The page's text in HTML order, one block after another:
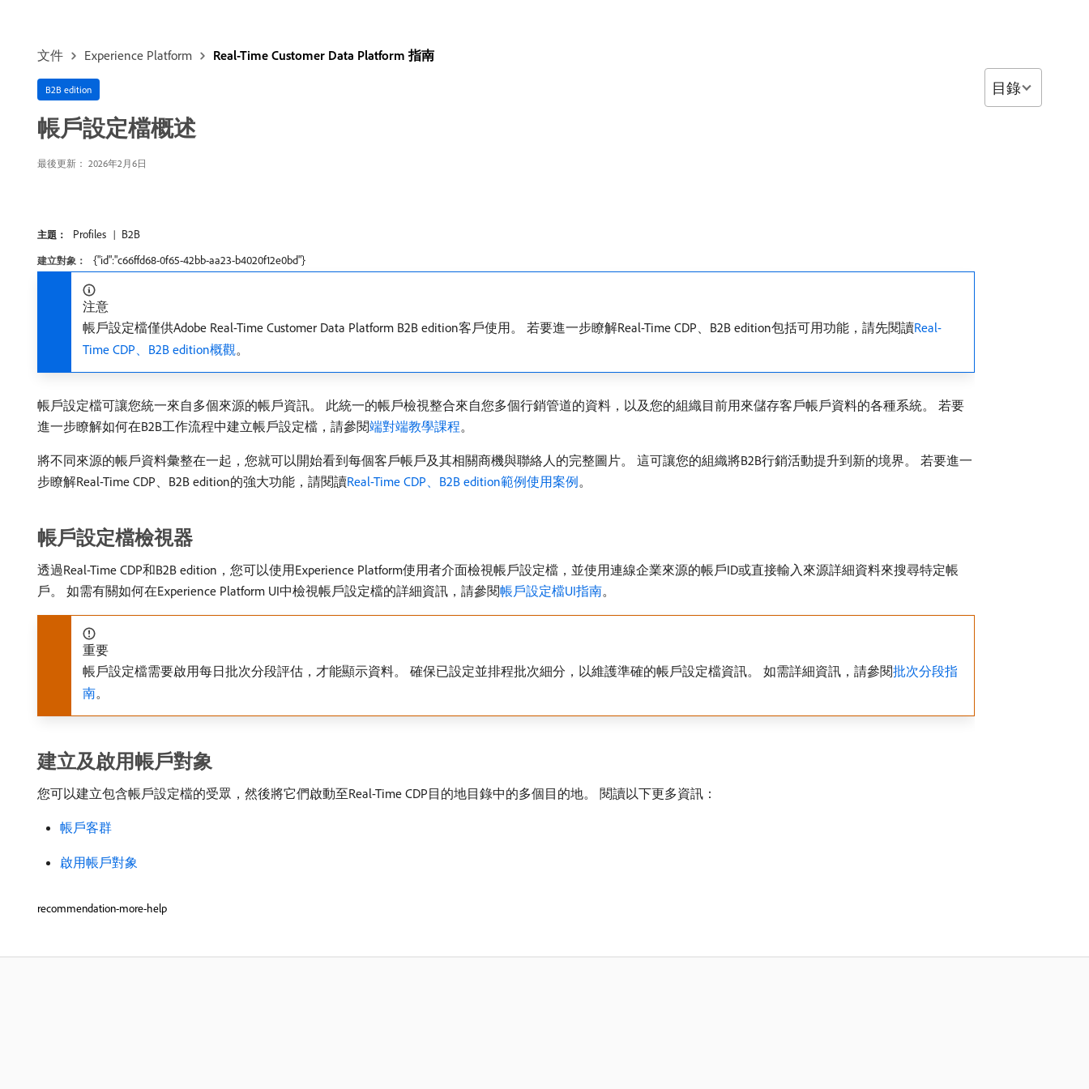
文件 Experience Platform Real-Time Customer Data Platform 指南
B2B edition
帳戶設定檔概述
最後更新： 2026年2月6日
主題： Profiles B2B
建立對象： {"id":"c66ffd68-0f65-42bb-aa23-b4020f12e0bd"}
注意
帳戶設定檔僅供Adobe Real-Time Customer Data Platform B2B edition客戶使用。 若要進一步瞭解Real-Time CDP、B2B edition包括可用功能，請先閱讀Real-
Time CDP、B2B edition概觀。
帳戶設定檔可讓您統一來自多個來源的帳戶資訊。 此統一的帳戶檢視整合來自您多個行銷管道的資料，以及您的組織目前用來儲存客戶帳戶資料的各種系統。 若要
進一步瞭解如何在B2B工作流程中建立帳戶設定檔，請參閱端對端教學課程。
將不同來源的帳戶資料彙整在一起，您就可以開始看到每個客戶帳戶及其相關商機與聯絡人的完整圖片。 這可讓您的組織將B2B行銷活動提升到新的境界。 若要進一
步瞭解Real-Time CDP、B2B edition的強大功能，請閱讀Real-Time CDP、B2B edition範例使用案例。
帳戶設定檔檢視器
透過Real-Time CDP和B2B edition，您可以使用Experience Platform使用者介面檢視帳戶設定檔，並使用連線企業來源的帳戶ID或直接輸入來源詳細資料來搜尋特定帳
戶。 如需有關如何在Experience Platform UI中檢視帳戶設定檔的詳細資訊，請參閱帳戶設定檔UI指南。
重要
帳戶設定檔需要啟用每日批次分段評估，才能顯示資料。 確保已設定並排程批次細分，以維護準確的帳戶設定檔資訊。 如需詳細資訊，請參閱批次分段指
南。
建立及啟用帳戶對象
您可以建立包含帳戶設定檔的受眾，然後將它們啟動至Real-Time CDP目的地目錄中的多個目的地。 閱讀以下更多資訊：
帳戶客群
啟用帳戶對象
recommendation-more-help
目錄